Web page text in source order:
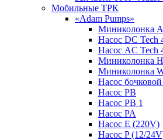
Мобильные ТРК
«Adam Pumps»
Миниколонка
Насос DC Tech
Насос AC Tech
Миниколонка
Миниколонка
Насос
Насос PB
Насос PB 1
Насос PA
Насос E (220V)
Насос P (12/